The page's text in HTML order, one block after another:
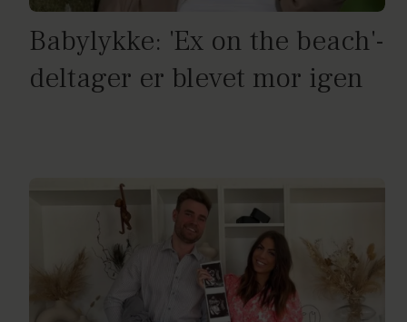
Babylykke: 'Ex on the beach'-
deltager er blevet mor igen